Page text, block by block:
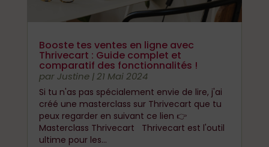
Booste tes ventes en ligne avec
Thrivecart : Guide complet et
comparatif des fonctionnalités !
parJustine|21 Mai 2024
Si tu n'as pas spécialement envie de lire, j'ai
créé une masterclass sur Thrivecart que tu
peux regarder en suivant ce lien 👉
Masterclass Thrivecart Thrivecart est l'outil
ultime pour les...